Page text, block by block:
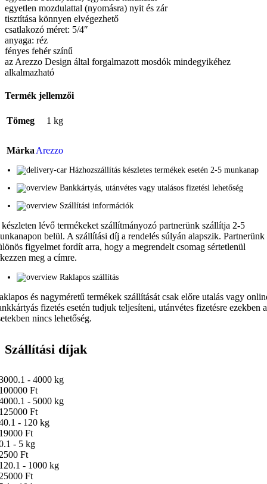
egyetlen mozdulattal (nyomásra) nyit és zár
tisztítása könnyen elvégezhető
csatlakozó méret: 5/4″
anyaga: réz
fényes fehér színű
az Arezzo Design által forgalmazott mosdók mindegyikéhez
alkalmazható
Termék jellemzői
Tömeg 1 kg
MárkaArezzo
Házhozszállítás készletes termékek esetén 2-5 munkanap
Bankkártyás, utánvétes vagy utalásos fizetési lehetőség
Szállítási információk
lévő termékeket szállítmányozó partnerünk szállítja 2-5
belül. A szállítási díj a rendelés súlyán alapszik. Partnerünk
figyelmet fordít arra, hogy a megrendelt csomag sértetlenül
meg a címre.
Raklapos szállítás
és nagyméretű termékek szállítását csak előre utalás vagy
fizetés esetén tudjuk teljesíteni, utánvétes fizetésre ezekben
nincs lehetőség.
Szállítási díjak
- 4000 kg
Ft
- 5000 kg
Ft
- 120 kg
Ft
- 5 kg
Ft
- 1000 kg
Ft